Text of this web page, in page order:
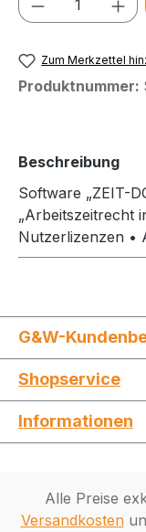
Zum Merkzettel
Produktnummer:
Beschreibung
Software „ZEIT-
„Arbeitszeitrecht
Nutzerlizenzen •
G&W-
Shopservice
Informationen
Alle Preise
Versandkosten